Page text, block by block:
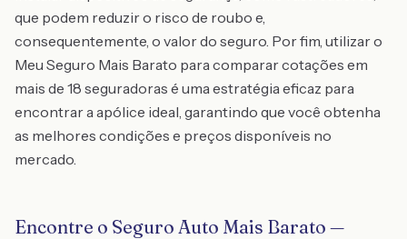
que podem reduzir o risco de roubo e,
consequentemente, o valor do seguro. Por fim, utilizar o
Meu Seguro Mais Barato para comparar cotações em
mais de 18 seguradoras é uma estratégia eficaz para
encontrar a apólice ideal, garantindo que você obtenha
as melhores condições e preços disponíveis no
mercado.
Encontre o Seguro Auto Mais Barato —